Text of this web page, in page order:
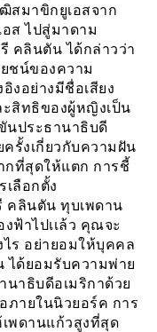
สมาขิกยูเอสจาก
ส ไปสู่มาดาม
คลินตัน ได้กล่าวว่า
ชน์ของความ
งอย่างมีชื่อเสียง
สิทธิของผู้หญิงเป็น
ประธานาธิบดี
รั้งเกี่ยวกับความฝัน
กที่สุดให้แตก การชี้
เลือกตั้ง
คลินตัน ทุบเพดาน
ฟ้าไปเเล้ว คุณจะ
ร อย่ายอมให้บุคคล
ด้ยอมรับความพ่าย
นาธิบดีอเมริกาด้วย
ภายในนิวยอร์ค การ
พดานแก้วสูงที่สุด